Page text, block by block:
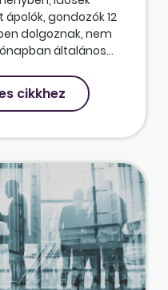
gondozók 12
dolgoznak, nem
általános...
cikkhez